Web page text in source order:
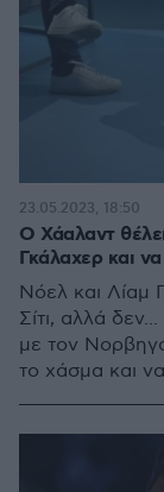
Ο Χάαλαντ
Γκάλαχερ και
Νόελ και Λίαμ
Σίτι, αλλά
με τον
το χάσμα και
23.05.2023, 18:50